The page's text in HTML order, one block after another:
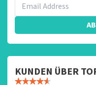
KUNDEN ÜBER